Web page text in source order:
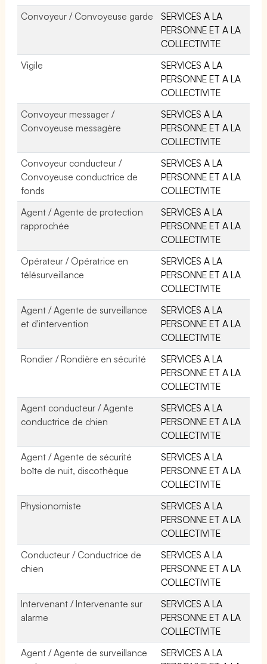
Convoyeur / Convoyeuse garde
SERVICES A LA
PERSONNE ET A LA
COLLECTIVITE
Vigile
SERVICES A LA
PERSONNE ET A LA
COLLECTIVITE
Convoyeur messager /
Convoyeuse messagère
SERVICES A LA
PERSONNE ET A LA
COLLECTIVITE
Convoyeur conducteur /
Convoyeuse conductrice de
fonds
SERVICES A LA
PERSONNE ET A LA
COLLECTIVITE
Agent / Agente de protection
rapprochée
SERVICES A LA
PERSONNE ET A LA
COLLECTIVITE
Opérateur / Opératrice en
télésurveillance
SERVICES A LA
PERSONNE ET A LA
COLLECTIVITE
Agent / Agente de surveillance
et d'intervention
SERVICES A LA
PERSONNE ET A LA
COLLECTIVITE
Rondier / Rondière en sécurité
SERVICES A LA
PERSONNE ET A LA
COLLECTIVITE
Agent conducteur / Agente
conductrice de chien
SERVICES A LA
PERSONNE ET A LA
COLLECTIVITE
Agent / Agente de sécurité
boîte de nuit, discothèque
SERVICES A LA
PERSONNE ET A LA
COLLECTIVITE
Physionomiste
SERVICES A LA
PERSONNE ET A LA
COLLECTIVITE
Conducteur / Conductrice de
chien
SERVICES A LA
PERSONNE ET A LA
COLLECTIVITE
Intervenant / Intervenante sur
alarme
SERVICES A LA
PERSONNE ET A LA
COLLECTIVITE
Agent / Agente de surveillance
SERVICES A LA